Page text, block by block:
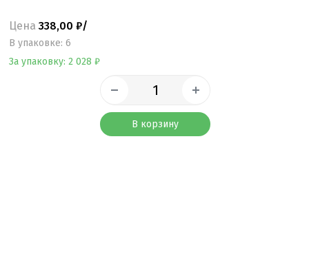
Цена 338,00 ₽/
B упаковке: 6
За упаковку: 2 028 ₽
В корзину